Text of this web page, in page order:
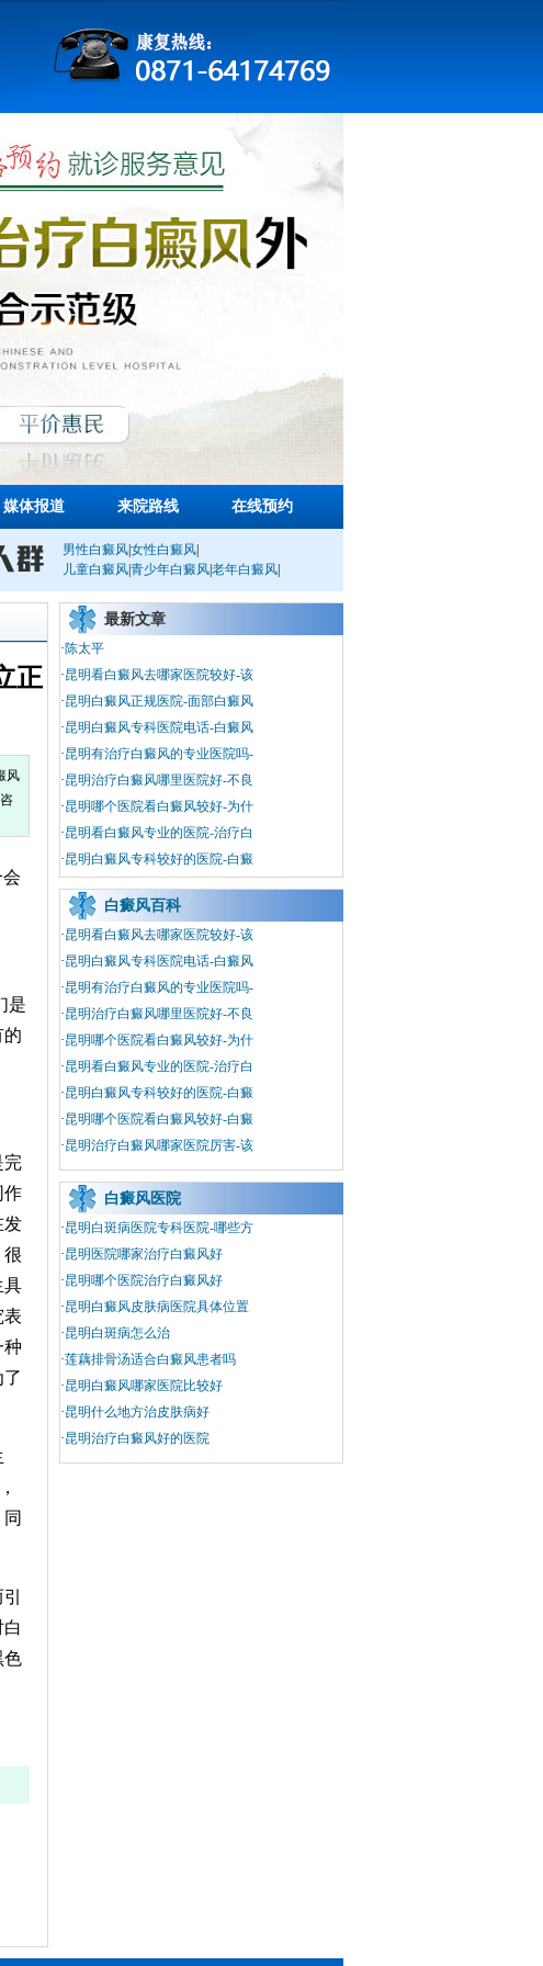
媒体报道 来院路线 在线预约
男性白癜风女性白癜风
儿童白癜风青少年白癜风老年白癜风
正
风
是
的
完
作
发
很
具
表
种
色
最新文章
·陈太平
·昆明看白癜风去哪家医院较好-该
·昆明白癜风正规医院-面部白癜风
·昆明白癜风专科医院电话-白癜风
·昆明有治疗白癜风的专业医院吗-
·昆明治疗白癜风哪里医院好-不良
·昆明哪个医院看白癜风较好-为什
·昆明看白癜风专业的医院-治疗白
·昆明白癜风专科较好的医院-白癜
白癜风百科
·昆明看白癜风去哪家医院较好-该
·昆明白癜风专科医院电话-白癜风
·昆明有治疗白癜风的专业医院吗-
·昆明治疗白癜风哪里医院好-不良
·昆明哪个医院看白癜风较好-为什
·昆明看白癜风专业的医院-治疗白
·昆明白癜风专科较好的医院-白癜
·昆明哪个医院看白癜风较好-白癜
·昆明治疗白癜风哪家医院厉害-该
白癜风医院
·昆明白斑病医院专科医院-哪些方
·昆明医院哪家治疗白癜风好
·昆明哪个医院治疗白癜风好
·昆明白癜风皮肤病医院具体位置
·昆明白斑病怎么治
·莲藕排骨汤适合白癜风患者吗
·昆明白癜风哪家医院比较好
·昆明什么地方治皮肤病好
·昆明治疗白癜风好的医院